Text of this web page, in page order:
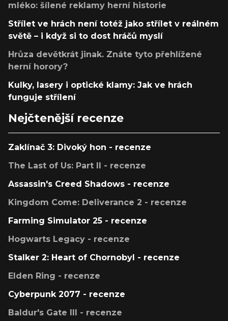
mléko: šílené reklamy herní historie
Střílet ve hrách není totéž jako střílet v reálném
světě – i když si to dost hráčů myslí
Hrůza devětkrát jinak. Znáte tyto přehlížené
herní horory?
Kulky, lasery i optické klamy: Jak ve hrách
funguje střílení
Nejčtenější recenze
Zaklínač 3: Divoký hon - recenze
The Last of Us: Part II - recenze
Assassin's Creed Shadows - recenze
Kingdom Come: Deliverance 2 - recenze
Farming Simulator 25 - recenze
Hogwarts Legacy - recenze
Stalker 2: Heart of Chornobyl - recenze
Elden Ring - recenze
Cyberpunk 2077 - recenze
Baldur's Gate III - recenze